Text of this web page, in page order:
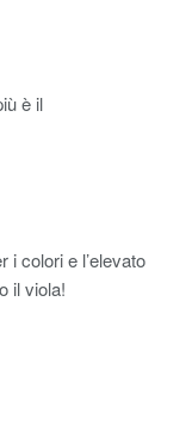
è il
i colori e l’elevato
il viola!